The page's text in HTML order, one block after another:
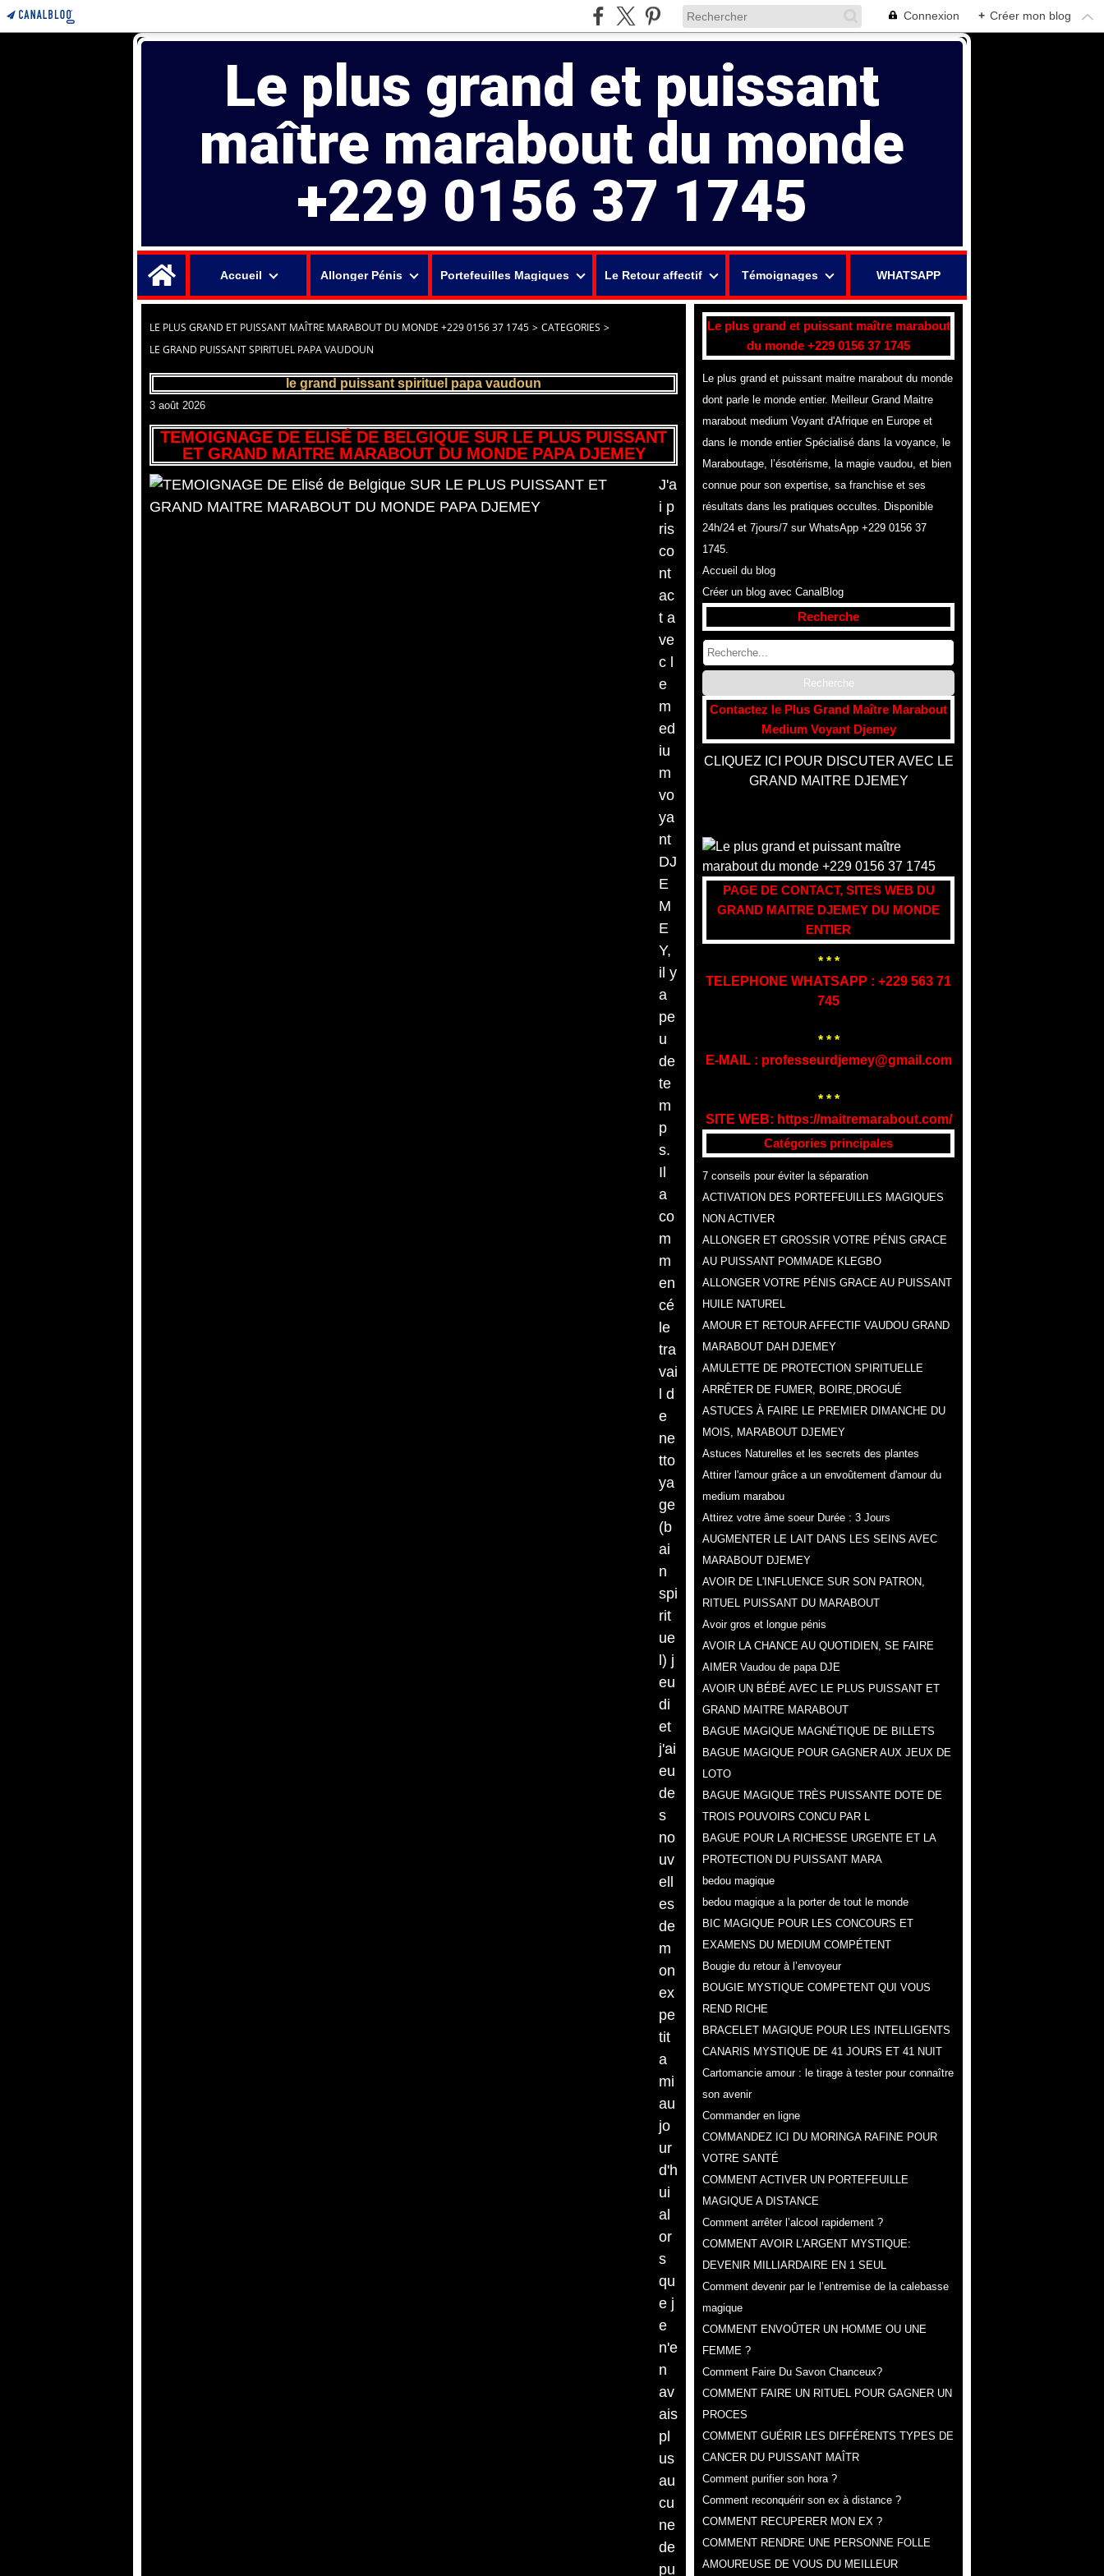
Connexion + Créer mon blog
Le plus grand et puissant
maître marabout du monde
+229 0156 37 1745
Accueil
Allonger Pénis Portefeuilles Magiques Le Retour affectif Témoignages WHATSAPP
LE PLUS GRAND ET PUISSANT MAÎTRE MARABOUT DU MONDE +229 0156 37 1745 > CATEGORIES >
LE GRAND PUISSANT SPIRITUEL PAPA VAUDOUN
le grand puissant spirituel papa vaudoun
3 août 2026
TEMOIGNAGE DE ELISÉ DE BELGIQUE SUR LE PLUS PUISSANT
ET GRAND MAITRE MARABOUT DU MONDE PAPA DJEMEY
J'a
i p
ris
co
nt
ac
t a
ve
c l
e
m
ed
iu
m
vo
ya
nt
DJ
E
M
E
Y,
il y
a
pe
u
de
te
m
p
s.
Il
a
co
m
m
en
cé
le
tra
vai
l d
e
ne
tto
ya
ge
(b
ai
n
spi
rit
ue
l) j
eu
di
et
j'ai
eu
de
s
no
uv
ell
es
de
m
on
ex
pe
tit
a
mi
au
jo
ur
d'h
ui
al
or
s
qu
e j
e
n'e
n
av
ais
pl
us
au
cu
ne
de
pu
Le plus grand et puissant maître marabout
du monde +229 0156 37 1745
Le plus grand et puissant maitre marabout du monde
dont parle le monde entier. Meilleur Grand Maitre
marabout medium Voyant d'Afrique en Europe et
dans le monde entier Spécialisé dans la voyance, le
Maraboutage, l’ésotérisme, la magie vaudou, et bien
connue pour son expertise, sa franchise et ses
résultats dans les pratiques occultes. Disponible
24h/24 et 7jours/7 sur WhatsApp +229 0156 37
1745.
Accueil du blog
Créer un blog avec CanalBlog
Recherche
Contactez le Plus Grand Maître Marabout
Medium Voyant Djemey
CLIQUEZ ICI POUR DISCUTER AVEC LE
GRAND MAITRE DJEMEY
PAGE DE CONTACT, SITES WEB DU
GRAND MAITRE DJEMEY DU MONDE
ENTIER
* * *
TELEPHONE WHATSAPP : +229 563 71
745
* * *
E-MAIL : professeurdjemey@gmail.com
* * *
SITE WEB: https://maitremarabout.com/
Catégories principales
7 conseils pour éviter la séparation
ACTIVATION DES PORTEFEUILLES MAGIQUES
NON ACTIVER
ALLONGER ET GROSSIR VOTRE PÉNIS GRACE
AU PUISSANT POMMADE KLEGBO
ALLONGER VOTRE PÉNIS GRACE AU PUISSANT
HUILE NATUREL
AMOUR ET RETOUR AFFECTIF VAUDOU GRAND
MARABOUT DAH DJEMEY
AMULETTE DE PROTECTION SPIRITUELLE
ARRÊTER DE FUMER, BOIRE,DROGUÉ
ASTUCES À FAIRE LE PREMIER DIMANCHE DU
MOIS, MARABOUT DJEMEY
Astuces Naturelles et les secrets des plantes
Attirer l'amour grâce a un envoûtement d'amour du
medium marabou
Attirez votre âme soeur Durée : 3 Jours
AUGMENTER LE LAIT DANS LES SEINS AVEC
MARABOUT DJEMEY
AVOIR DE L'INFLUENCE SUR SON PATRON,
RITUEL PUISSANT DU MARABOUT
Avoir gros et longue pénis
AVOIR LA CHANCE AU QUOTIDIEN, SE FAIRE
AIMER Vaudou de papa DJE
AVOIR UN BÉBÉ AVEC LE PLUS PUISSANT ET
GRAND MAITRE MARABOUT
BAGUE MAGIQUE MAGNÉTIQUE DE BILLETS
BAGUE MAGIQUE POUR GAGNER AUX JEUX DE
LOTO
BAGUE MAGIQUE TRÈS PUISSANTE DOTE DE
TROIS POUVOIRS CONCU PAR L
BAGUE POUR LA RICHESSE URGENTE ET LA
PROTECTION DU PUISSANT MARA
bedou magique
bedou magique a la porter de tout le monde
BIC MAGIQUE POUR LES CONCOURS ET
EXAMENS DU MEDIUM COMPÉTENT
Bougie du retour à l’envoyeur
BOUGIE MYSTIQUE COMPETENT QUI VOUS
REND RICHE
BRACELET MAGIQUE POUR LES INTELLIGENTS
CANARIS MYSTIQUE DE 41 JOURS ET 41 NUIT
Cartomancie amour : le tirage à tester pour connaître
son avenir
Commander en ligne
COMMANDEZ ICI DU MORINGA RAFINE POUR
VOTRE SANTÉ
COMMENT ACTIVER UN PORTEFEUILLE
MAGIQUE A DISTANCE
Comment arrêter l’alcool rapidement ?
COMMENT AVOIR L'ARGENT MYSTIQUE:
DEVENIR MILLIARDAIRE EN 1 SEUL
Comment devenir par le l’entremise de la calebasse
magique
COMMENT ENVOÛTER UN HOMME OU UNE
FEMME ?
Comment Faire Du Savon Chanceux?
COMMENT FAIRE UN RITUEL POUR GAGNER UN
PROCES
​COMMENT GUÉRIR LES DIFFÉRENTS TYPES DE
CANCER DU PUISSANT MAÎTR
Comment purifier son hora ?
Comment reconquérir son ex à distance ?
COMMENT RECUPERER MON EX ?
COMMENT RENDRE UNE PERSONNE FOLLE
AMOUREUSE DE VOUS DU MEILLEUR